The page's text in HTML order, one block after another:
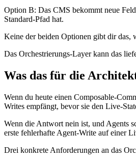
Option B: Das CMS bekommt neue
Standard-Pfad hat.
Keine der beiden Optionen gibt dir das,
Das Orchestrierungs-Layer kann das
Was das für die
Wenn du heute einen Composable-
Writes empfängt, bevor sie den Live-
Wenn die Antwort nein ist, und Agents
erste fehlerhafte Agent-Write auf einer
Drei konkrete Anforderungen an das